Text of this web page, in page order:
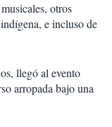
otros
e incluso de
llegó al evento
arropada bajo una